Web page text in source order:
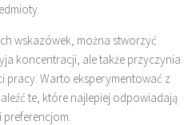
wskazówek, można stworzyć
koncentracji, ale także przyczynia
pracy. Warto eksperymentować z
te, które najlepiej odpowiadają